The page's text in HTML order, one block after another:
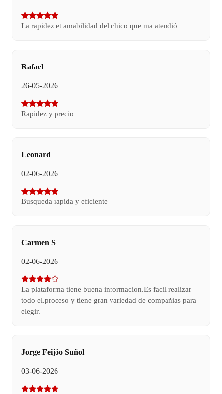
La rapidez et amabilidad del chico que ma atendió
Rafael
26-05-2026
Rapidez y precio
Leonard
02-06-2026
Busqueda rapida y eficiente
Carmen S
02-06-2026
La plataforma tiene buena informacion.Es facil realizar
todo el.proceso y tiene gran variedad de compañias para
elegir.
Jorge Feijóo Suñol
03-06-2026